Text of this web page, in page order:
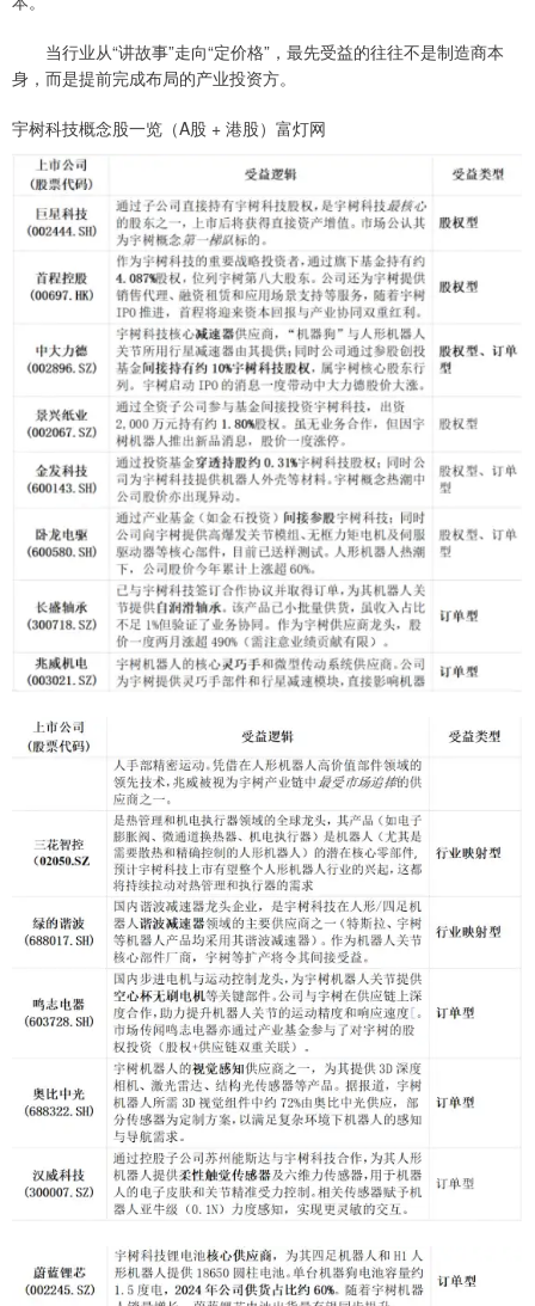
当行业从“讲故事”走向“定价格”，最先受益的往往不是制造商本
身，而是提前完成布局的产业投资方。
宇树科技概念股一览（A股 + 港股）富灯网